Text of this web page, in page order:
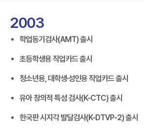
2003
학업동기검사(AMT) 출시
초등학생용 직업카드 출시
청소년용, 대학생·성인용 직업카드 출시
유아 창의적 특성 검사(K-CTC) 출시
한국판 시지각 발달검사(K-DTVP-2) 출시